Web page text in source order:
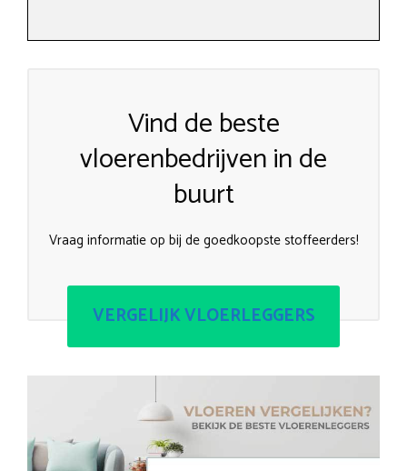
Vind de beste
vloerenbedrijven in de
buurt
Vraag informatie op bij de goedkoopste stoffeerders!
VERGELIJK VLOERLEGGERS